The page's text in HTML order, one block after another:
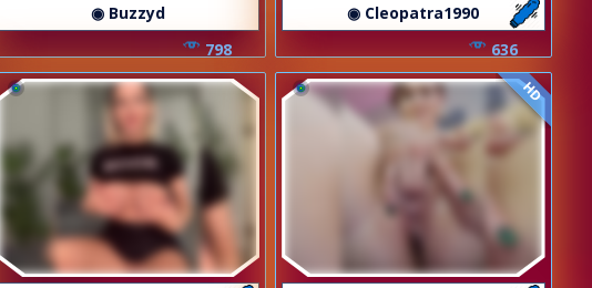
◉ Buzzyd
798
◉ Cleopatra1990
636
HD